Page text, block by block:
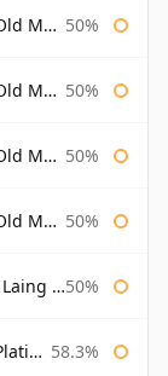
2000 50%
Cask 50%
2001 50%
Cask 50%
Cask 50%
58.3%